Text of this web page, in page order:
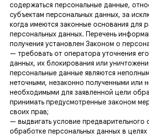
содержаться персональные данные,
субъектам персональных данных, за
когда имеются законные основания для
персональных данных. Перечень
получения установлен Законом о
— требовать от оператора уточнения
данных, их блокирования или
персональные данные являются
неточными, незаконно полученными или
необходимыми для заявленной цели
принимать предусмотренные законом
своих прав;
— выдвигать условие предварительного
обработке персональных данных в